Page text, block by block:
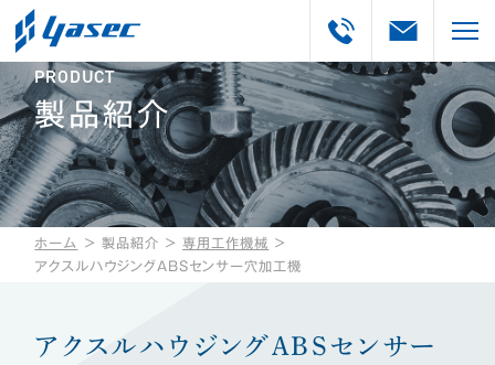
PRODUCT
製品紹介
ホーム ＞ 製品紹介 ＞専用工作機械 ＞
アクスルハウジングABSセンサー穴加工機
アクスルハウジングABSセンサー